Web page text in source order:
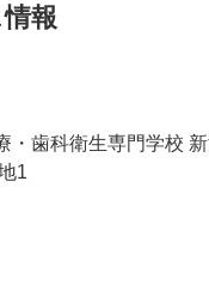
報
・歯科衛生専門学校
1